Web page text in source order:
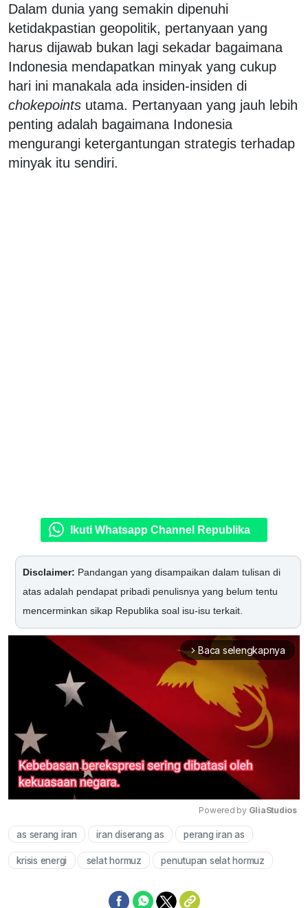
Dalam dunia yang semakin dipenuhi
ketidakpastian geopolitik, pertanyaan yang
harus dijawab bukan lagi sekadar bagaimana
Indonesia mendapatkan minyak yang cukup
hari ini manakala ada insiden-insiden di
chokepoints utama. Pertanyaan yang jauh lebih
penting adalah bagaimana Indonesia
mengurangi ketergantungan strategis terhadap
minyak itu sendiri.
Ikuti Whatsapp Channel Republika
Disclaimer: Pandangan yang disampaikan dalam tulisan di
atas adalah pendapat pribadi penulisnya yang belum tentu
mencerminkan sikap Republika soal isu-isu terkait.
arrow_forward_ios Baca selengkapnya
Mute
Powered by GliaStudios
as serang iran iran diserang as perang iran as
krisis energi selat hormuz penutupan selat hormuz